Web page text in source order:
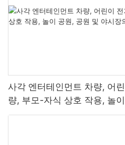
사각 엔터테인먼트 차량, 어
량, 부모-자식 상호 작용, 놀
의 상업 매점